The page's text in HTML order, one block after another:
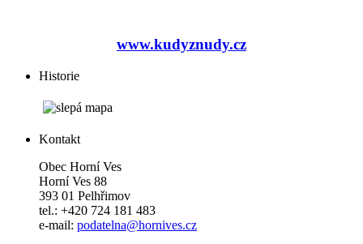
www.kudyznudy.cz
Historie
Kontakt
Obec Horní Ves
Horní Ves 88
393 01 Pelhřimov
tel.: +420 724 181 483
e-mail: podatelna@hornives.cz